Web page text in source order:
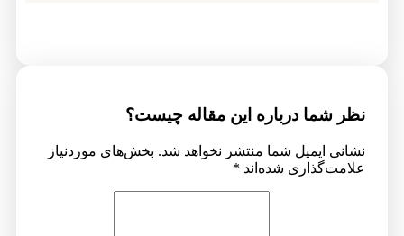
نظر شما درباره این مقاله چیست؟
نشانی ایمیل شما منتشر نخواهد شد. بخش‌های موردنیاز
علامت‌گذاری شده‌اند *